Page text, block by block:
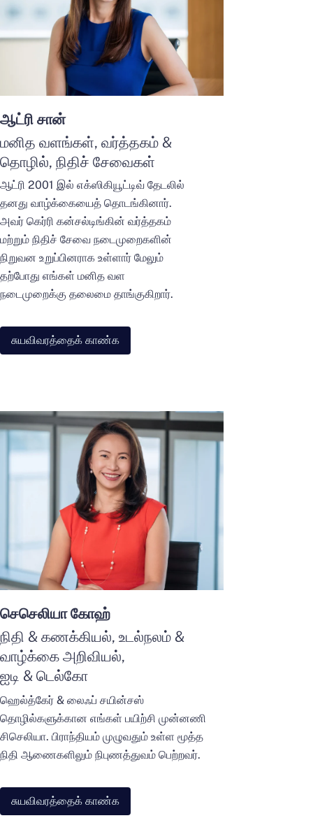
ஆட்ரி சான்
மனித வளங்கள், வர்த்தகம் &
தொழில், நிதிச் சேவைகள்
ஆட்ரி 2001 இல் எக்ஸிகியூட்டிவ் தேடலில்
தனது வாழ்க்கையைத் தொடங்கினார்.
அவர் கெர்ரி கன்சல்டிங்கின் வர்த்தகம்
மற்றும் நிதிச் சேவை நடைமுறைகளின்
நிறுவன உறுப்பினராக உள்ளார் மேலும்
தற்போது எங்கள் மனித வள
நடைமுறைக்கு தலைமை தாங்குகிறார்.
சுயவிவரத்தைக் காண்க
செசெலியா கோஹ்
நிதி & கணக்கியல், உடல்நலம் &
வாழ்க்கை அறிவியல்,
ஐடி & டெல்கோ
ஹெல்த்கேர் & லைஃப் சயின்சஸ்
தொழில்களுக்கான எங்கள் பயிற்சி முன்னணி
சிசெலியா. பிராந்தியம் முழுவதும் உள்ள மூத்த
நிதி ஆணைகளிலும் நிபுணத்துவம் பெற்றவர்.
சுயவிவரத்தைக் காண்க